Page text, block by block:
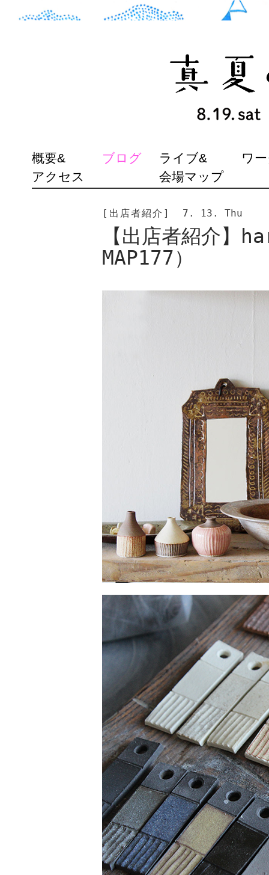
SKIP
TO
CONTENT
概要&
アクセス
ブログ
ライブ&
会場マップ
ワ
[出店者紹介] 7. 13. Thu
【出店者紹介】
MAP177）